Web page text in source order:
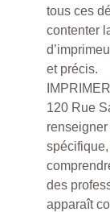
tous ces
contenter
et précis.
120 Rue
des
apparaît